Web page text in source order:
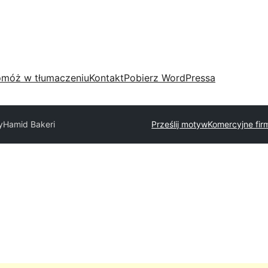
w tłumaczeniuKontaktPobierz WordPressa
Hamid Bakeri Prześlij motywKomercyjne